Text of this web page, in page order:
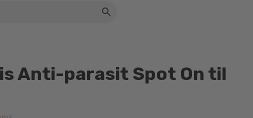
Anti-parasit Spot On til